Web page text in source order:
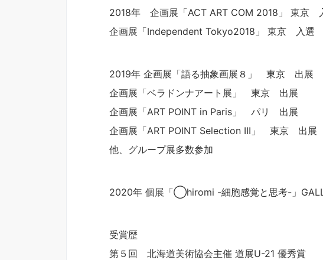
2018年 企画展「ACT ART COM 2018」 東京
企画展「Independent Tokyo2018」 東京 入選
2019年 企画展「語る抽象画展８」 東京 出展
企画展「ベラドンナアート展」 東京 出展
企画展「ART POINT in Paris」 パリ 出展
企画展「ART POINT Selection III」 東京 出展
他、グループ展多数参加
2020年 個展「◯hiromi -細胞感覚と思考-」
受賞歴
第５回 北海道美術協会主催 道展U-21 優秀賞